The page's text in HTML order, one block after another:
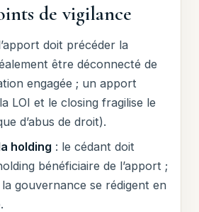
de vigilance
doit précéder la
être déconnecté de
engagée ; un apport
LOI et le closing fragilise le
d’abus de droit).
holding: le cédant doit
bénéficiaire de l’apport ;
gouvernance se rédigent en